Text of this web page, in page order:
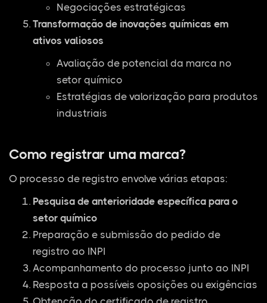
Negociações estratégicas
Transformação de inovações químicas em
ativos valiosos
Avaliação de potencial da marca no
setor químico
Estratégias de valorização para produtos
industriais
Como registrar uma marca?
O processo de registro envolve várias etapas:
Pesquisa de anterioridade específica para o
setor químico
Preparação e submissão do pedido de
registro ao INPI
Acompanhamento do processo junto ao INPI
Resposta a possíveis oposições ou exigências